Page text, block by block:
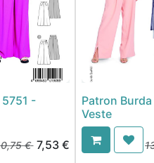
-
€ 7,53€
Patron
Veste